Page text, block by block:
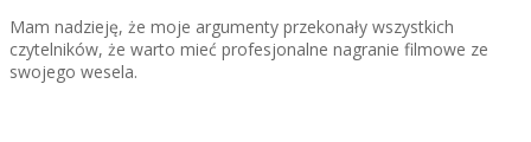
Mam nadzieję, że moje argumenty przekonały wszystkich
czytelników, że warto mieć profesjonalne nagranie filmowe ze
swojego wesela.